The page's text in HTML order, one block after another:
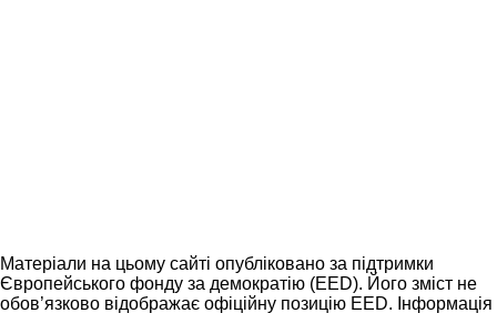
Матеріали на цьому сайті опубліковано за підтримки
Європейського фонду за демократію (EED). Його зміст не
обов’язково відображає офіційну позицію EED. Інформація